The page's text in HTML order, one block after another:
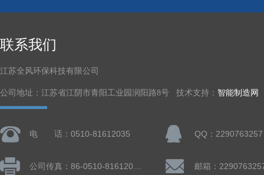
联系我们
江苏全风环保科技有限公司
公司地址：江苏省江阴市青阳工业园润阳路8号 技术支持： 智能制造网
电 话：0510-81612035 QQ：2290763257
邮箱：